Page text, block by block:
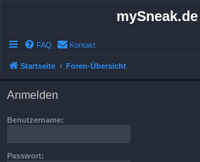
mySneak.de
FAQ Kontakt
Startseite Foren-Übersicht
Anmelden
Benutzername:
Passwort: